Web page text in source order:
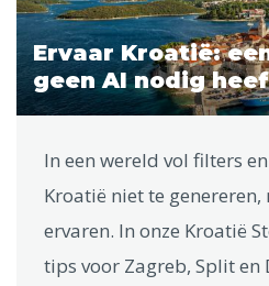
Ervaar Kroatië:
geen AI nodig
In een wereld vol filters
Kroatië niet te
ervaren. In onze Kroatië
tips voor Zagreb, Split en